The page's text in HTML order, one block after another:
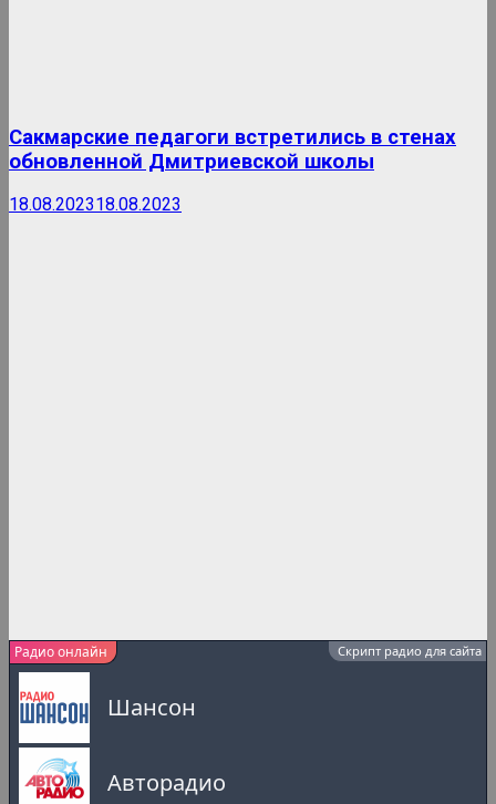
Сакмарские педагоги встретились в стенах
обновленной Дмитриевской школы
18.08.202318.08.2023
Радио онлайн Скрипт радио для сайта
Шансон
Авторадио